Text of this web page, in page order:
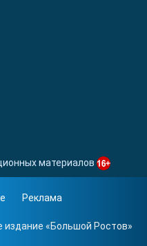
материалов
Реклама
издание «Большой Ростов»